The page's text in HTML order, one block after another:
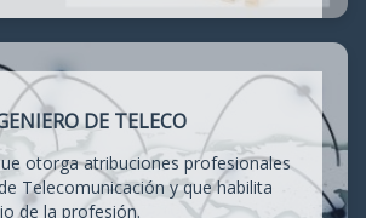
DE TELECO
otorga atribuciones profesionales
Telecomunicación y que habilita
de la profesión.